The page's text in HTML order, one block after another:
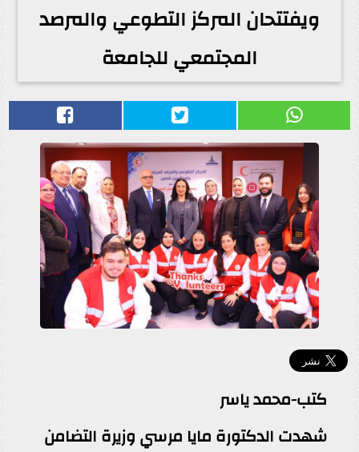
ويفتتحان المركز التطوعي والمرصد
المجتمعي للجامعة
كتب-محمد ياسر
شهدت الدكتورة مايا مرسي وزيرة التضامن